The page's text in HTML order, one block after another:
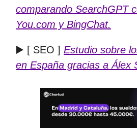
comparando SearchGPT
You.com y BingChat.
▶️ [ SEO ] Estudio sobre
en España gracias a Álex